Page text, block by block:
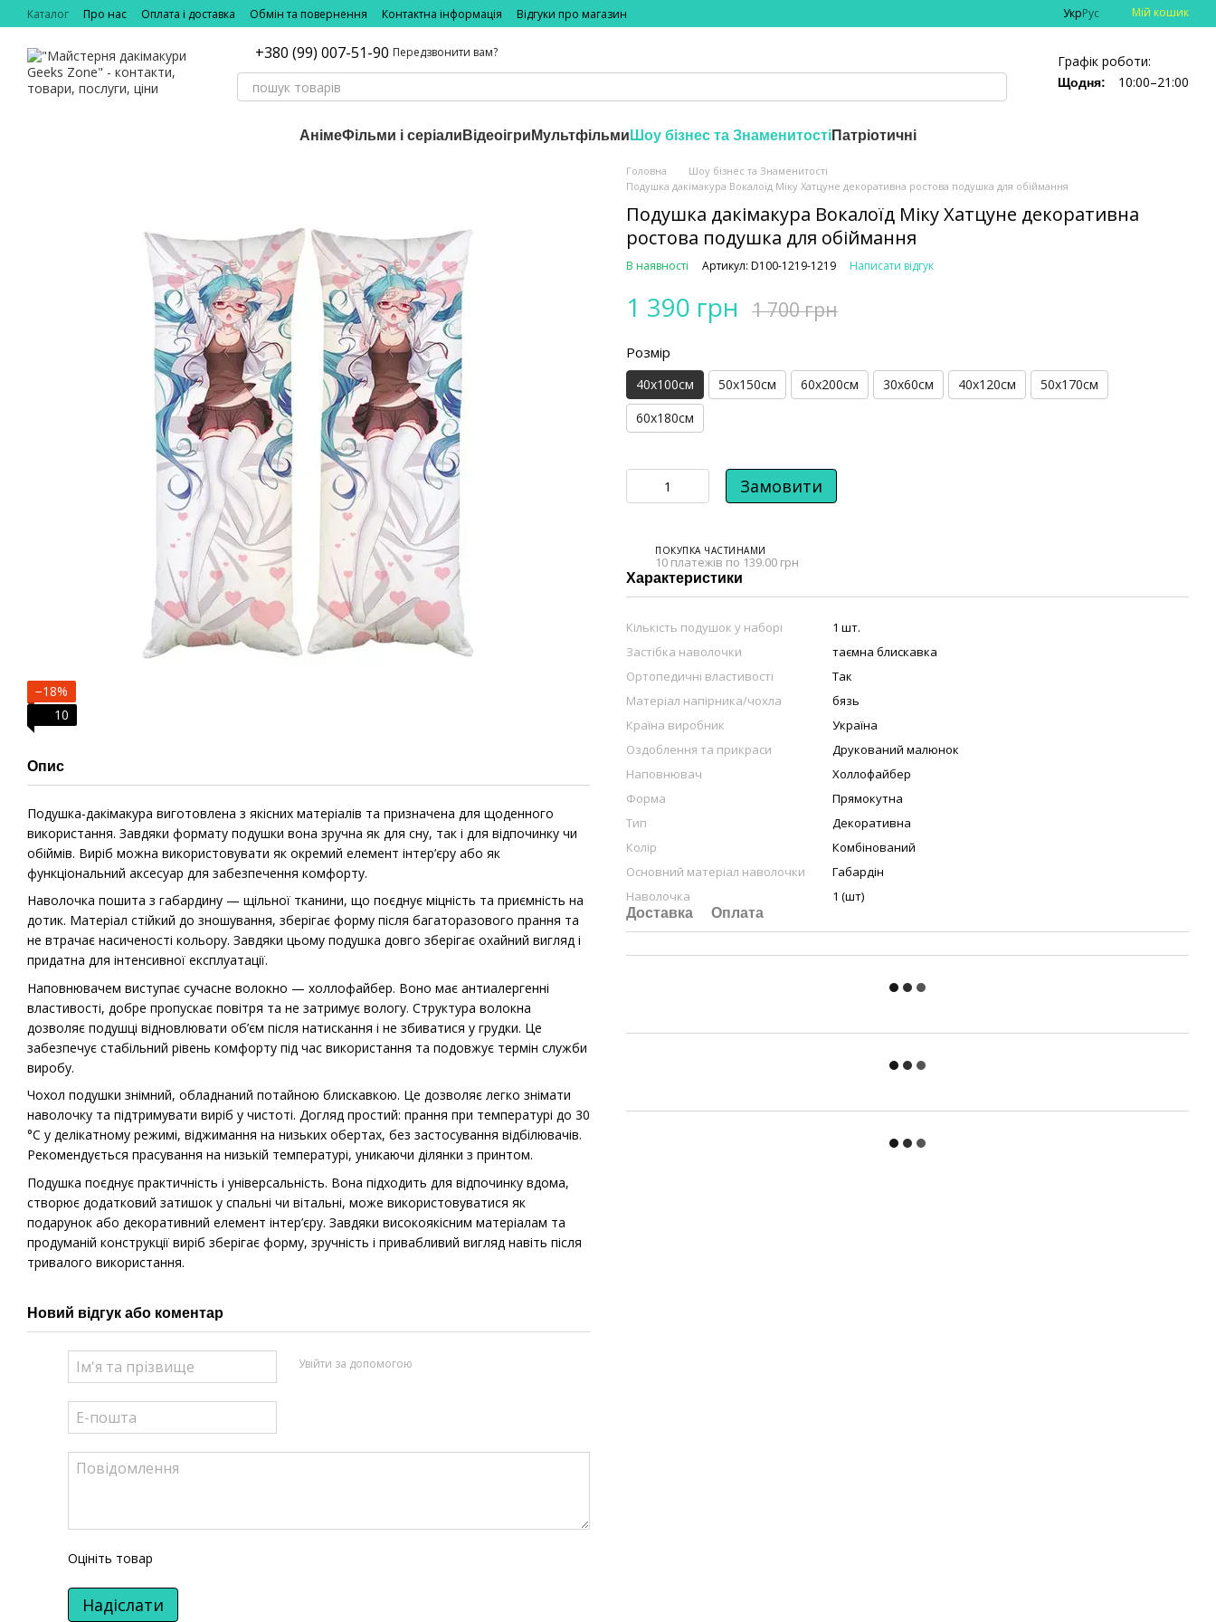
Перейти до основного контенту
Каталог Про нас Оплата і доставка Обмін та повернення Контактна інформація Відгуки про магазин УкрРус Мій кошик
+380 (99) 007-51-90 Передзвонити вам?
Графік роботи:
Щодня: 10:00–21:00
АнімеФільми і серіали Відеоігри Мультфільми Шоу бізнес та ЗнаменитостіПатріотичні
−18%
10
Опис
Подушка-дакімакура виготовлена з якісних матеріалів та призначена для щоденного
використання. Завдяки формату подушки вона зручна як для сну, так і для відпочинку чи
обіймів. Виріб можна використовувати як окремий елемент інтер’єру або як
функціональний аксесуар для забезпечення комфорту.
Наволочка пошита з габардину — щільної тканини, що поєднує міцність та приємність на
дотик. Матеріал стійкий до зношування, зберігає форму після багаторазового прання та
не втрачає насиченості кольору. Завдяки цьому подушка довго зберігає охайний вигляд і
придатна для інтенсивної експлуатації.
Наповнювачем виступає сучасне волокно — холлофайбер. Воно має антиалергенні
властивості, добре пропускає повітря та не затримує вологу. Структура волокна
дозволяє подушці відновлювати об’єм після натискання і не збиватися у грудки. Це
забезпечує стабільний рівень комфорту під час використання та подовжує термін служби
виробу.
Чохол подушки знімний, обладнаний потайною блискавкою. Це дозволяє легко знімати
наволочку та підтримувати виріб у чистоті. Догляд простий: прання при температурі до 30
°C у делікатному режимі, віджимання на низьких обертах, без застосування відбілювачів.
Рекомендується прасування на низькій температурі, уникаючи ділянки з принтом.
Подушка поєднує практичність і універсальність. Вона підходить для відпочинку вдома,
створює додатковий затишок у спальні чи вітальні, може використовуватися як
подарунок або декоративний елемент інтер’єру. Завдяки високоякісним матеріалам та
продуманій конструкції виріб зберігає форму, зручність і привабливий вигляд навіть після
тривалого використання.
Новий відгук або коментар
Увійти за допомогою
Оцініть товар
Надіслати
Головна
Шоу бізнес та Знаменитості
Подушка дакімакура Вокалоїд Міку Хатцуне декоративна ростова подушка для обіймання
Подушка дакімакура Вокалоїд Міку Хатцуне декоративна
ростова подушка для обіймання
В наявності Артикул: D100-1219-1219 Написати відгук
1 390 грн 1 700 грн
Розмір
40х100см 50х150см 60х200см 30х60см 40х120см
50х170см
60х180см
Замовити
ПОКУПКА ЧАСТИНАМИ
10 платежів по 139.00 грн
Характеристики
Кількість подушок у наборі
1 шт.
Застібка наволочки
таємна блискавка
Ортопедичні властивості
Так
Матеріал напірника/чохла
бязь
Країна виробник
Україна
Оздоблення та прикраси
Друкований малюнок
Наповнювач
Холлофайбер
Форма
Прямокутна
Тип
Декоративна
Колір
Комбінований
Основний матеріал наволочки
Габардін
Наволочка
1 (шт)
Доставка Оплата